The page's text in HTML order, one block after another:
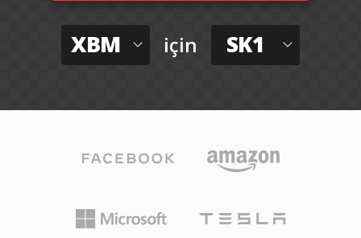
XBM için SK1